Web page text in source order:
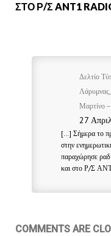
ΣΤΟ Ρ/Σ ANT1
Δελτίο
Μαρτίνο
27
[…] Σήμερα το
στην
παραχώρησε
και στο Ρ/Σ
COMMENTS ARE